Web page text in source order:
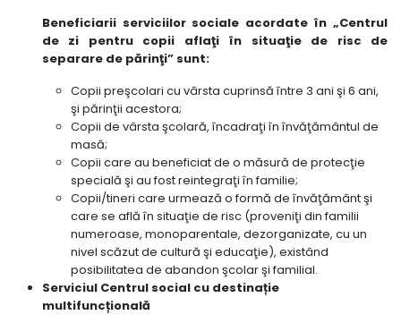
Beneficiarii serviciilor sociale acordate în „Centrul
de zi pentru copii aflaţi în situaţie de risc de
separare de părinţi” sunt:
Copii preşcolari cu vârsta cuprinsă între 3 ani şi 6 ani,
şi părinţii acestora;
Copii de vârsta şcolară, încadraţi în învăţământul de
masă;
Copii care au beneficiat de o măsură de protecţie
specială şi au fost reintegraţi în familie;
Copii/tineri care urmează o formă de învăţământ şi
care se află în situaţie de risc (proveniţi din familii
numeroase, monoparentale, dezorganizate, cu un
nivel scăzut de cultură şi educaţie), existând
posibilitatea de abandon şcolar şi familial.
Serviciul Centrul social cu destinație
multifuncțională